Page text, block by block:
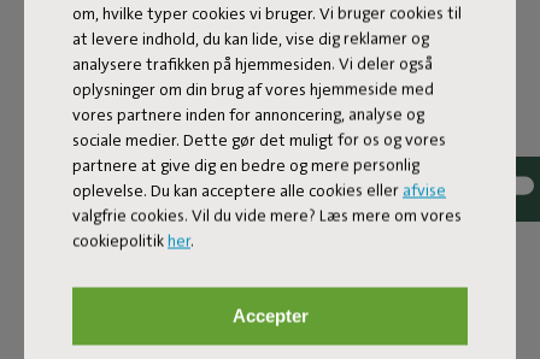
om, hvilke typer cookies vi bruger. Vi bruger cookies til
at levere indhold, du kan lide, vise dig reklamer og
analysere trafikken på hjemmesiden. Vi deler også
oplysninger om din brug af vores hjemmeside med
vores partnere inden for annoncering, analyse og
sociale medier. Dette gør det muligt for os og vores
partnere at give dig en bedre og mere personlig
oplevelse. Du kan acceptere alle cookies eller afvise
valgfrie cookies. Vil du vide mere? Læs mere om vores
cookiepolitikher.
Accepter
Bouclé stof
Sumo Sofa Bouclé er lavet af genanvendt polyester med
en luksuriøs bouclé-struktur. Stoffet er superstærkt,
slidstærkt og vævet med garner i forskellige nuancer,
som giver en smuk farvemelering. Blødt og behageligt at
synke ned i, men samtidig fast nok til at give en god
siddekomfort. For ekstra komfort kan du kombinere den
med en Puff Pillow Bouclé.
Bestil dine stofprøver